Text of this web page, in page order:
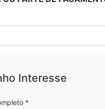
Interesse
*